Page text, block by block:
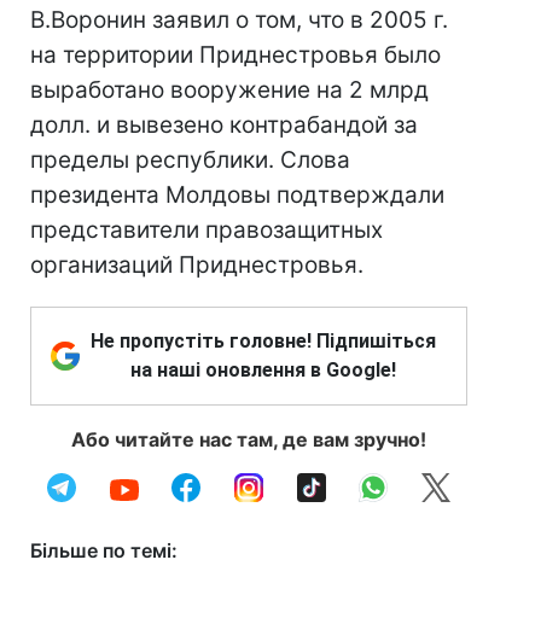
В.Воронин заявил о том, что в 2005 г.
на территории Приднестровья было
выработано вооружение на 2 млрд
долл. и вывезено контрабандой за
пределы республики. Слова
президента Молдовы подтверждали
представители правозащитных
организаций Приднестровья.
Не пропустіть головне! Підпишіться
на наші оновлення в Google!
Або читайте нас там, де вам зручно!
Більше по темі: